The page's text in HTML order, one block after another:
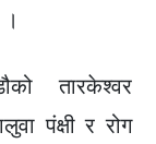
।
तारकेश्वर
पंक्षी र रोग